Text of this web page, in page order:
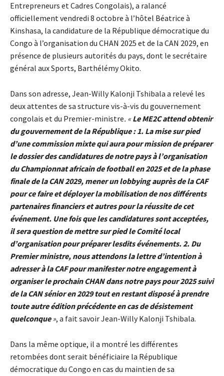
Entrepreneurs et Cadres Congolais), a ralancé
officiellement vendredi 8 octobre à l’hôtel Béatrice à
Kinshasa, la candidature de la République démocratique du
Congo à l’organisation du CHAN 2025 et de la CAN 2029, en
présence de plusieurs autorités du pays, dont le secrétaire
général aux Sports, Barthélémy Okito.
Dans son adresse, Jean-Willy Kalonji Tshibala a relevé les
deux attentes de sa structure vis-à-vis du gouvernement
congolais et du Premier-ministre. «Le ME2C attend obtenir
du gouvernement de la République : 1. La mise sur pied
d’une commission mixte qui aura pour mission de préparer
le dossier des candidatures de notre pays à l’organisation
du Championnat africain de football en 2025 et de la phase
finale de la CAN 2029, mener un lobbying auprès de la CAF
pour ce faire et déployer la mobilisation de nos différents
partenaires financiers et autres pour la réussite de cet
événement. Une fois que les candidatures sont acceptées,
il sera question de mettre sur pied le Comité local
d’organisation pour préparer lesdits événements. 2. Du
Premier ministre, nous attendons la lettre d’intention à
adresser à la CAF pour manifester notre engagement à
organiser le prochain CHAN dans notre pays pour 2025 suivi
de la CAN sénior en 2029 tout en restant disposé à prendre
toute autre édition précédente en cas de désistement
quelconque», a fait savoir Jean-Willy Kalonji Tshibala.
Dans la même optique, il a montré les différentes
retombées dont serait bénéficiaire la République
démocratique du Congo en cas du maintien de sa